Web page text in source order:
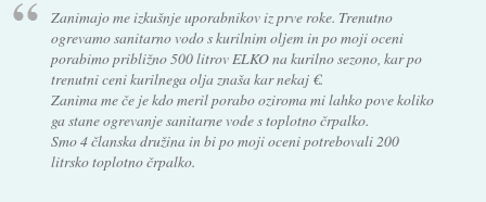
Zanimajo me izkušnje uporabnikov iz prve roke. Trenutno
ogrevamo sanitarno vodo s kurilnim oljem in po moji oceni
porabimo približno 500 litrov ELKO na kurilno sezono, kar po
trenutni ceni kurilnega olja znaša kar nekaj €.
Zanima me če je kdo meril porabo oziroma mi lahko pove koliko
ga stane ogrevanje sanitarne vode s toplotno črpalko.
Smo 4 članska družina in bi po moji oceni potrebovali 200
litrsko toplotno črpalko.